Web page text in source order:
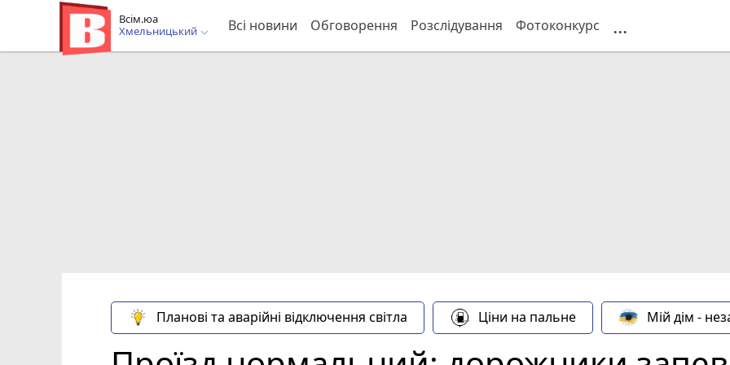
Всім.юа
Хмельницький
Всі новини Обговорення Розслідування Фотоконкурс ...
Планові та аварійні відключення світла Ціни на пальне Мій дім -